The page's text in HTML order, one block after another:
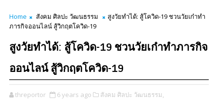
Home สังคม ศิลปะ วัฒนธรรม
สูงวัยทำได้: สู้โควิด-19 ชวนวัยเก๋าทำ
ภารกิจออนไลน์ สู้วิกฤตโควิด-19
สูงวัยทำได้: สู้โควิด-19 ชวนวัยเก๋าทำภารกิจ
ออนไลน์ สู้วิกฤตโควิด-19
threportor 6 years ago สังคม ศิลปะ วัฒนธรรม,